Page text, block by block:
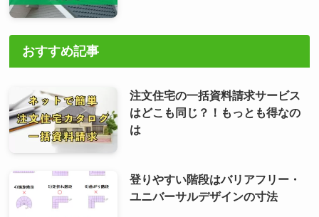
おすすめ記事
注文住宅の一括資料請求サービス
はどこも同じ？！もっとも得なの
は
登りやすい階段はバリアフリー・
ユニバーサルデザインの寸法